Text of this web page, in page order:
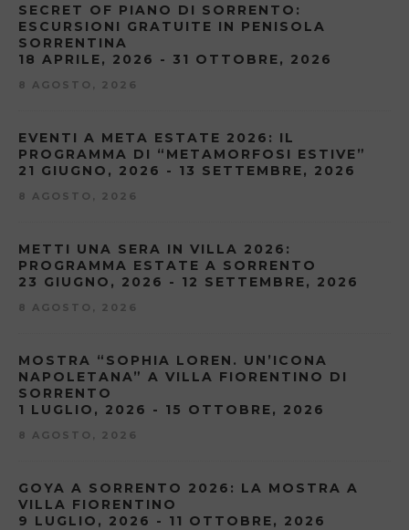
SECRET OF PIANO DI SORRENTO:
ESCURSIONI GRATUITE IN PENISOLA
SORRENTINA
18 APRILE, 2026 - 31 OTTOBRE, 2026
8 AGOSTO, 2026
EVENTI A META ESTATE 2026: IL
PROGRAMMA DI “METAMORFOSI ESTIVE”
21 GIUGNO, 2026 - 13 SETTEMBRE, 2026
8 AGOSTO, 2026
METTI UNA SERA IN VILLA 2026:
PROGRAMMA ESTATE A SORRENTO
23 GIUGNO, 2026 - 12 SETTEMBRE, 2026
8 AGOSTO, 2026
MOSTRA “SOPHIA LOREN. UN’ICONA
NAPOLETANA” A VILLA FIORENTINO DI
SORRENTO
1 LUGLIO, 2026 - 15 OTTOBRE, 2026
8 AGOSTO, 2026
GOYA A SORRENTO 2026: LA MOSTRA A
VILLA FIORENTINO
9 LUGLIO, 2026 - 11 OTTOBRE, 2026